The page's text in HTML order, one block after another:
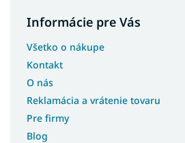
Informácie pre Vás
Všetko o nákupe
Kontakt
O nás
Reklamácia a vrátenie tovaru
Pre firmy
Blog